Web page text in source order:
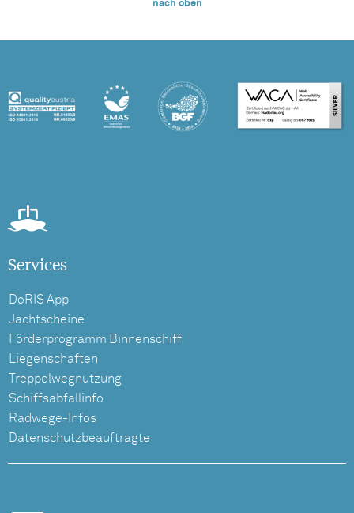
nach oben
Services
DoRIS App
Jachtscheine
Förderprogramm Binnenschiff
Liegenschaften
Treppelwegnutzung
Schiffsabfallinfo
Radwege-Infos
Datenschutzbeauftragte